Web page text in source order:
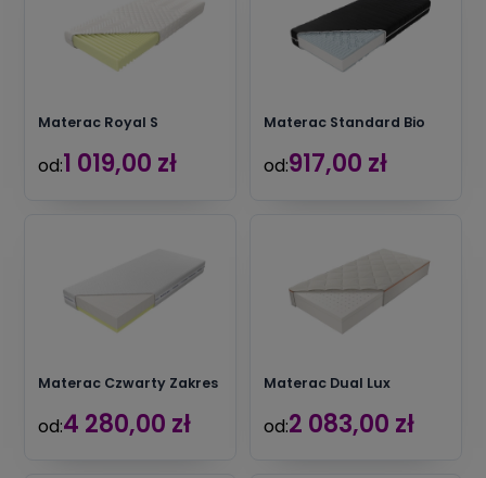
Materac Royal S
od:1 019,00 zł
Materac Standard Bio
od:917,00 zł
Materac Czwarty Zakres
od:4 280,00 zł
Materac Dual Lux
od:2 083,00 zł